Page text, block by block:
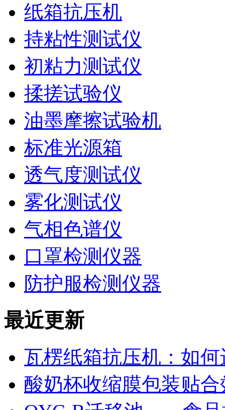
纸箱抗压机
持粘性测试仪
初粘力测试仪
揉搓试验仪
油墨摩擦试验机
标准光源箱
透气度测试仪
雾化测试仪
气相色谱仪
口罩检测仪器
防护服检测仪器
最近更新
瓦楞纸箱抗压机：如
酸奶杯收缩膜包装贴